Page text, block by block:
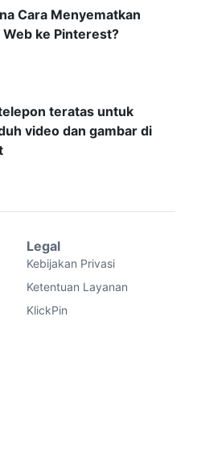
Cara Menyematkan
Web ke Pinterest?
teratas untuk
video dan gambar di
Legal
Kebijakan Privasi
Ketentuan Layanan
KlickPin